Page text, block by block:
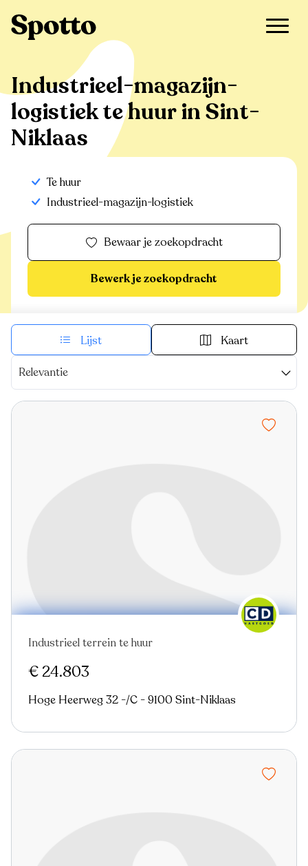
Sint-Niklaas
Industrieel-magazijn-
logistiek te huur in Sint-
Niklaas
Te huur
Industrieel-magazijn-logistiek
Bewaar je zoekopdracht
Bewerk je zoekopdracht
Lijst Kaart
Relevantie
Industrieel terrein te huur
€ 24.803
Hoge Heerweg 32 -/C - 9100 Sint-Niklaas